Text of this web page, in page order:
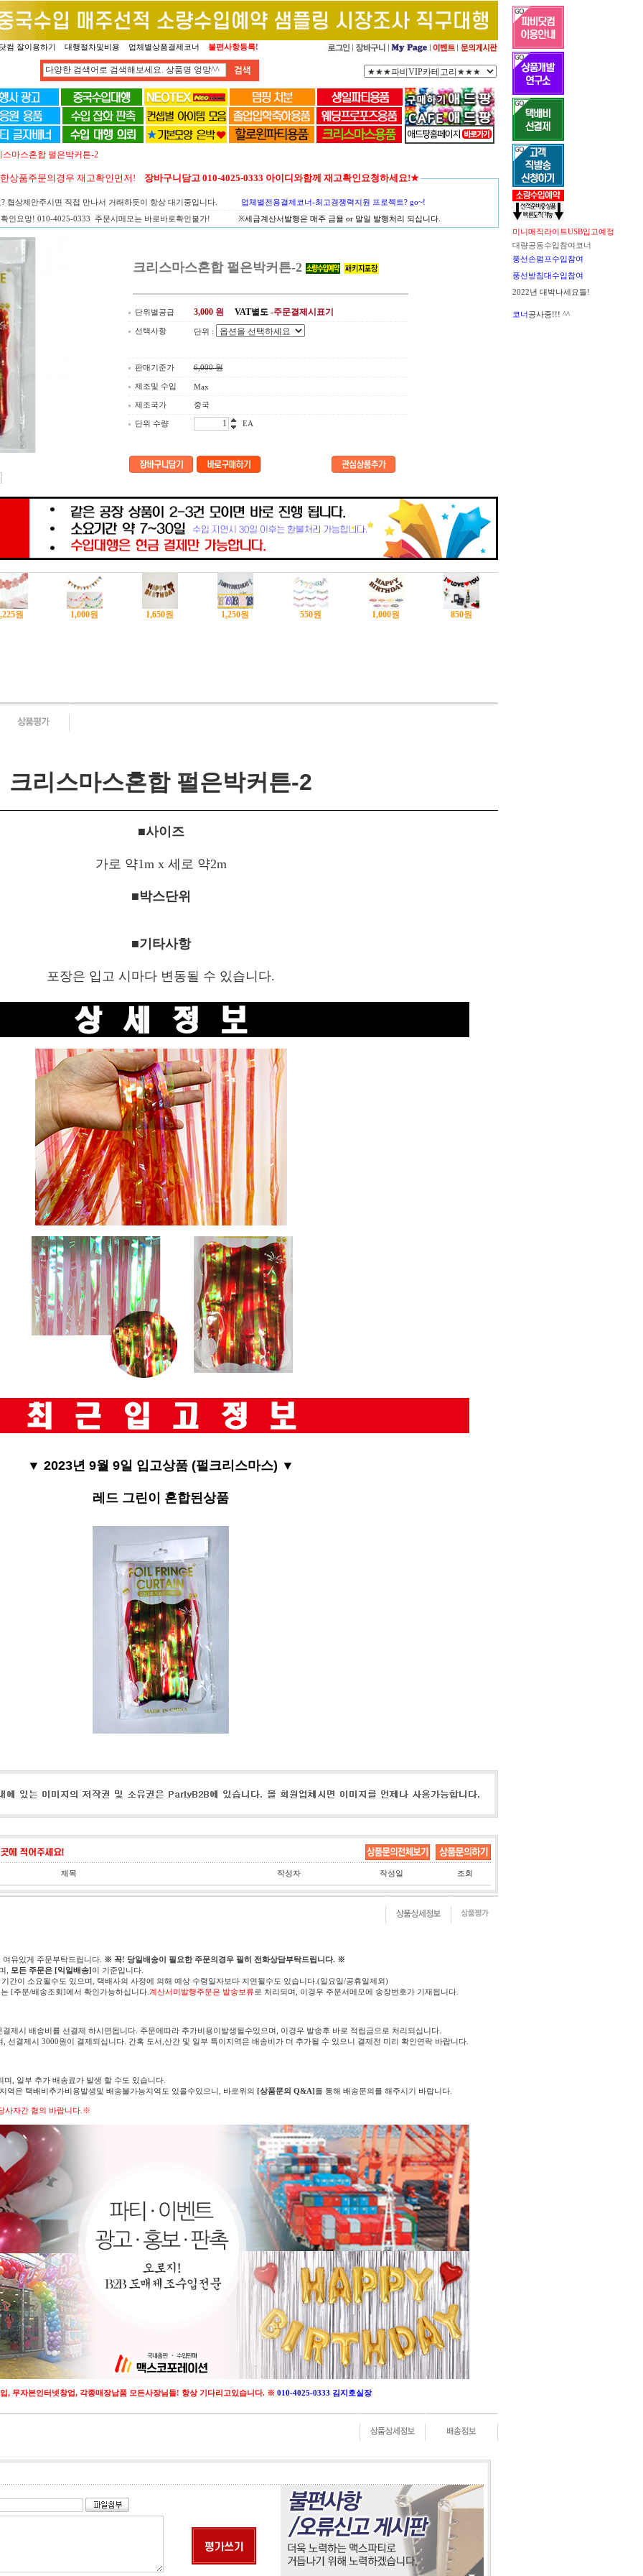
컴 잘이용하기 대행절차및비용 업체별상품결제코너 불편사항등록!
스마스혼합 펄은박커튼-2
상품주문의경우 재고확인먼저! 장바구니담고 010-4025-0333 아이디와함께 재고확인요청하세요!★
? 협상제안주시면 직접 만나서 거래하듯이 항상 대기중입니다. 업체별전용결제코너-최고경쟁력지원 프로젝트? go~!
인요망! 010-4025-0333 주문시메모는 바로바로확인불가! ※세금계산서발행은 매주 금욜 or 말일 발행처리 되십니다.
크리스마스혼합 펄은박커튼-2
단위별공급 3,000원 VAT별도-주문결제시표기
선택사항 단위 :
판매기준가 6,000원
제조및 수입 Max
제조국가 중국
단위 수량 EA
원 1,000원 1,650원 1,250원 550원 1,000원 850원
크리스마스혼합 펄은박커튼-2
■사이즈
가로 약1m x 세로 약2m
■박스단위
■기타사항
포장은 입고 시마다 변동될 수 있습니다.
▼ 2023년 9월 9일 입고상품 (펄크리스마스) ▼
레드 그린이 혼합된상품
제목 작성자 작성일 조회
유있게 주문부탁드립니다. ※ 꼭! 당일배송이 필요한 주문의경우 필히 전화상담부탁드립니다. ※
,
모든 주문은 [익일배송]이 기준입니다.
간이 소요될수도 있으며, 택배사의 사정에 의해 예상 수령일자보다 지연될수도 있습니다.(일요일/공휴일제외)
[주문/배송조회]에서 확인가능하십니다. 계산서미발행주문은 발송보류로 처리되며, 이경우 주문서메모에 송장번호가 기재됩니다.
제시 배송비를 선결제 하시면됩니다. 주문에따라 추가비용이발생될수있으며, 이경우 발송후 바로 적립금으로 처리되십니다.
선결제시 3000원이 결제되십니다. 간혹 도서,산간 및 일부 특이지역은 배송비가 더 추가될 수 있으니 결제전 미리 확인연락 바랍니다.
, 일부 추가 배송료가 발생 할 수도 있습니다.
역은 택배비추가비용발생및 배송불가능지역도 있을수있으니, 바로위의 [상품문의 Q&A]를 통해 배송문의를 해주시기 바랍니다.
사자간 협의 바랍니다.※
, 무자본인터넷창업, 각종매장납품 모든사장님들! 항상 기다리고있습니다. ※ 010-4025-0333 김지호실장
미니매직라이트USB입고예정
대량공동수입참여코너
풍선손펌프수입참여
풍선받침대수입참여
2022년 대박나세요들!
코너공사중!!! ^^